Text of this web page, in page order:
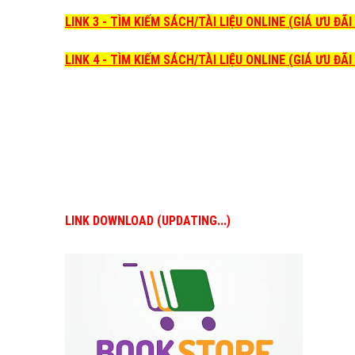
LINK 3 - TÌM KIẾM SÁCH/TÀI LIỆU ONLINE (GIÁ ƯU
LINK 4 - TÌM KIẾM SÁCH/TÀI LIỆU ONLINE (GIÁ ƯU
LINK DOWNLOAD (UPDATING...)